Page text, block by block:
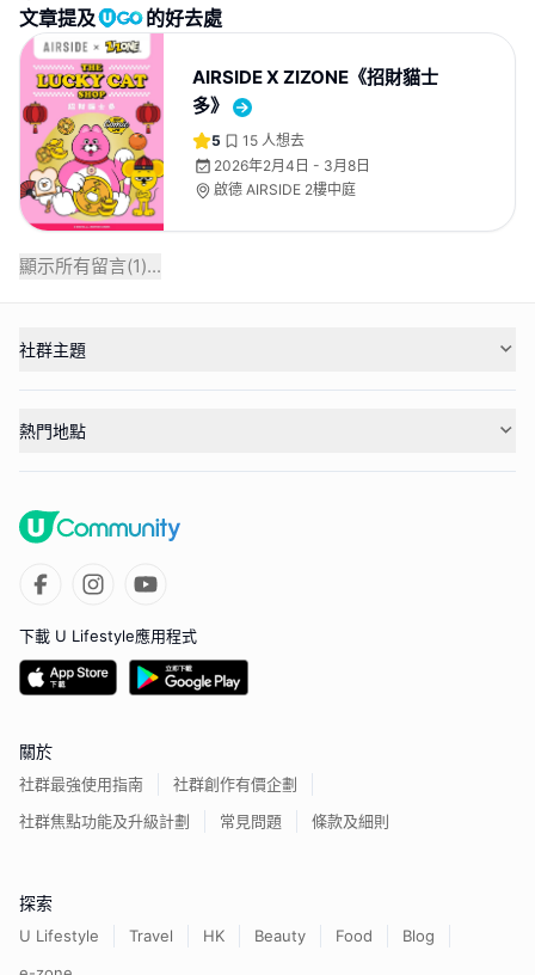
文章提及 的好去處
AIRSIDE X ZIZONE《招財貓士
多》
5 15 人想去
2026年2月4日 - 3月8日
啟德 AIRSIDE 2樓中庭
顯示所有留言(1)...
社群主題
熱門地點
下載 U Lifestyle應用程式
關於
社群最強使用指南
社群創作有價企劃
社群焦點功能及升級計劃
常見問題 條款及細則
探索
U Lifestyle Travel HK Beauty Food
Blog